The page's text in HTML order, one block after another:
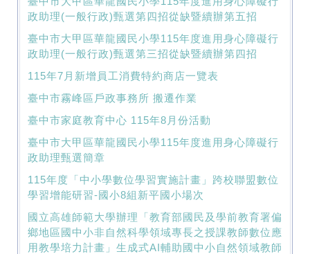
政助理(一般行政)甄選第四招從缺暨續辦第五招
臺中市大甲區華龍國民小學115年度進用身心障礙行
政助理(一般行政)甄選第三招從缺暨續辦第四招
115年7月新增員工消費特約商店一覽表
臺中市霧峰區戶政事務所 搬遷作業
臺中市家庭教育中心 115年8月份活動
臺中市大甲區華龍國民小學115年度進用身心障礙行
政助理甄選簡章
115年度「中小學數位學習實施計畫」跨校聯盟數位
學習增能研習-國小8組新平國小場次
國立高雄師範大學辦理「教育部國民及學前教育署偏
鄉地區國中小非自然科學領域專長之授課教師數位應
用教學培力計畫」生成式AI輔助國中小自然領域教師